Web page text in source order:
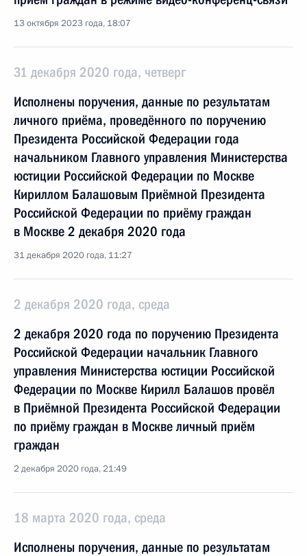
13 октября 2023 года, 18:07
31 декабря 2020 года, четверг
Исполнены поручения, данные по результатам
личного приёма, проведённого по поручению
Президента Российской Федерации года
начальником Главного управления Министерства
юстиции Российской Федерации по Москве
Кириллом Балашовым Приёмной Президента
Российской Федерации по приёму граждан
в Москве 2 декабря 2020 года
31 декабря 2020 года, 11:27
2 декабря 2020 года, среда
2 декабря 2020 года по поручению Президента
Российской Федерации начальник Главного
управления Министерства юстиции Российской
Федерации по Москве Кирилл Балашов провёл
в Приёмной Президента Российской Федерации
по приёму граждан в Москве личный приём
граждан
2 декабря 2020 года, 21:49
18 марта 2020 года, среда
Исполнены поручения, данные по результатам